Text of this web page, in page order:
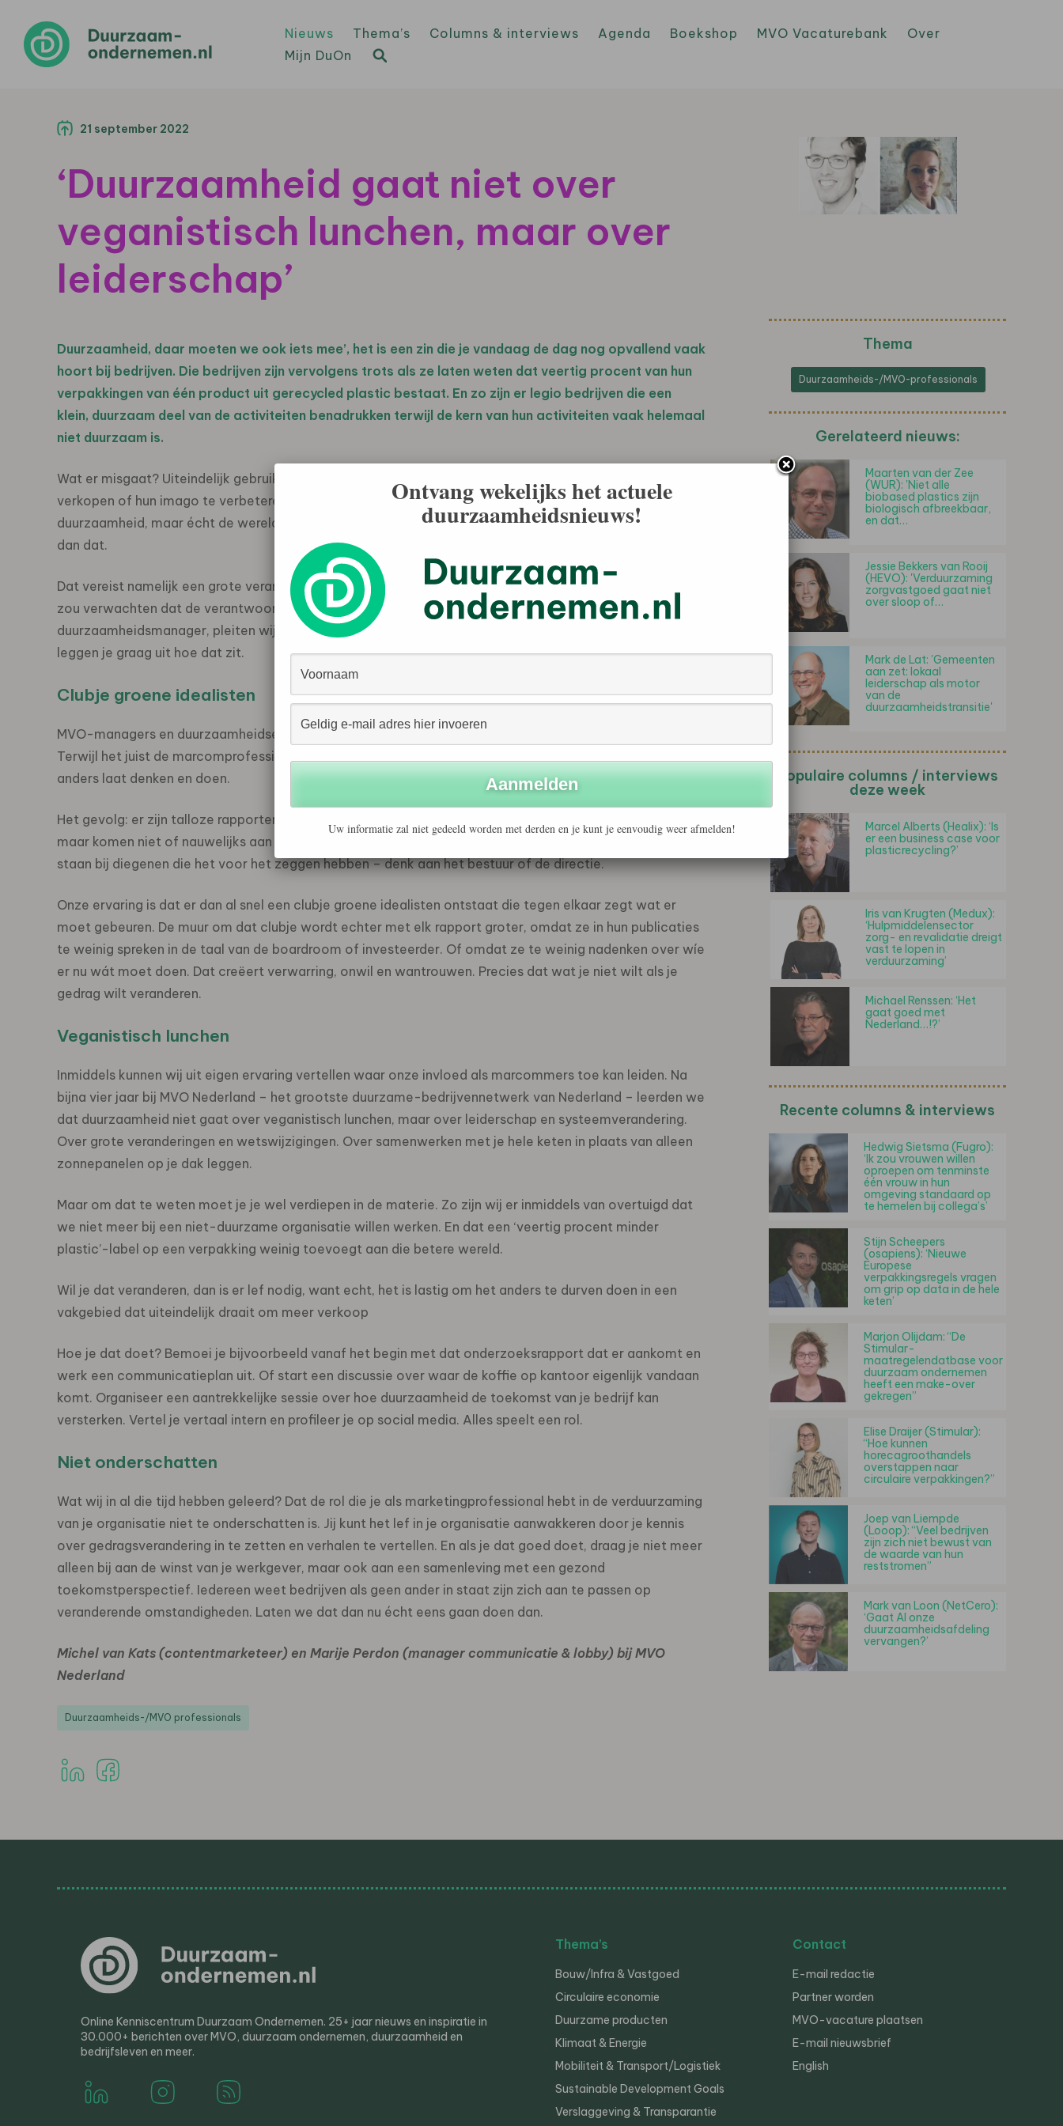
Nieuws Thema’s Columns & interviews Agenda Boekshop MVO Vacaturebank
Over
Mijn DuOn
21 september 2022
‘Duurzaamheid gaat niet over
veganistisch lunchen, maar over
leiderschap’
Duurzaamheid, daar moeten we ook iets mee’, het is een zin die je vandaag de dag nog opvallend vaak
hoort bij bedrijven. Die bedrijven zijn vervolgens trots als ze laten weten dat veertig procent van hun
verpakkingen van één product uit gerecycled plastic bestaat. En zo zijn er legio bedrijven die een
klein, duurzaam deel van de activiteiten benadrukken terwijl de kern van hun activiteiten vaak helemaal
niet duurzaam is.
Wat er misgaat? Uiteindelijk gebruiken deze bedrijven duurzaamheid enkel om meer producten te
verkopen of hun imago te verbeteren. Met andere woorden: ze genereren wel aandacht voor
duurzaamheid, maar écht de wereld verbeteren, ho maar. Ergens logisch ook, want dat is veel complexer
dan dat.
Dat vereist namelijk een grote verandering van hoe je organisatie werkt en is ingericht. Maar hoewel je
zou verwachten dat de verantwoordelijkheid voor het starten van die verandering ligt bij een mvo- of
duurzaamheidsmanager, pleiten wij er nu voor dat vooral een taak is van de marcomprofessional. We
leggen je graag uit hoe dat zit.
Clubje groene idealisten
MVO-managers en duurzaamheidsexperts weten veel van wat er moet gebeuren om te verduurzamen.
Terwijl het juist de marcomprofessionals zijn die weten hoe je mensen in beweging krijgt, hoe je ze
anders laat denken en doen.
Het gevolg: er zijn talloze rapporten, onderzoeken en plannen gemaakt. Ze bevatten relevante kennis,
maar komen niet of nauwelijks aan bij anderen als je niet over de communicatie ervan nadenkt. Laat
staan bij diegenen die het voor het zeggen hebben – denk aan het bestuur of de directie.
Onze ervaring is dat er dan al snel een clubje groene idealisten ontstaat die tegen elkaar zegt wat er
moet gebeuren. De muur om dat clubje wordt echter met elk rapport groter, omdat ze in hun publicaties
te weinig spreken in de taal van de boardroom of investeerder. Of omdat ze te weinig nadenken over wíe
er nu wát moet doen. Dat creëert verwarring, onwil en wantrouwen. Precies dat wat je niet wilt als je
gedrag wilt veranderen.
Veganistisch lunchen
Inmiddels kunnen wij uit eigen ervaring vertellen waar onze invloed als marcommers toe kan leiden. Na
bijna vier jaar bij MVO Nederland – het grootste duurzame-bedrijvennetwerk van Nederland – leerden we
dat duurzaamheid niet gaat over veganistisch lunchen, maar over leiderschap en systeemverandering.
Over grote veranderingen en wetswijzigingen. Over samenwerken met je hele keten in plaats van alleen
zonnepanelen op je dak leggen.
Maar om dat te weten moet je je wel verdiepen in de materie. Zo zijn wij er inmiddels van overtuigd dat
we niet meer bij een niet-duurzame organisatie willen werken. En dat een ‘veertig procent minder
plastic’-label op een verpakking weinig toevoegt aan die betere wereld.
Wil je dat veranderen, dan is er lef nodig, want echt, het is lastig om het anders te durven doen in een
vakgebied dat uiteindelijk draait om meer verkoop
Hoe je dat doet? Bemoei je bijvoorbeeld vanaf het begin met dat onderzoeksrapport dat er aankomt en
werk een communicatieplan uit. Of start een discussie over waar de koffie op kantoor eigenlijk vandaan
komt. Organiseer een aantrekkelijke sessie over hoe duurzaamheid de toekomst van je bedrijf kan
versterken. Vertel je vertaal intern en profileer je op social media. Alles speelt een rol.
Niet onderschatten
Wat wij in al die tijd hebben geleerd? Dat de rol die je als marketingprofessional hebt in de verduurzaming
van je organisatie niet te onderschatten is. Jij kunt het lef in je organisatie aanwakkeren door je kennis
over gedragsverandering in te zetten en verhalen te vertellen. En als je dat goed doet, draag je niet meer
alleen bij aan de winst van je werkgever, maar ook aan een samenleving met een gezond
toekomstperspectief. Iedereen weet bedrijven als geen ander in staat zijn zich aan te passen op
veranderende omstandigheden. Laten we dat dan nu écht eens gaan doen dan.
Michel van Kats (contentmarketeer) en Marije Perdon (manager communicatie & lobby) bij MVO
Nederland
Duurzaamheids-/MVO professionals
Thema
Duurzaamheids-/MVO-professionals
Gerelateerd nieuws:
Maarten van der Zee
(WUR): 'Niet alle
biobased plastics zijn
biologisch afbreekbaar,
en dat…
Jessie Bekkers van Rooij
(HEVO): 'Verduurzaming
zorgvastgoed gaat niet
over sloop of…
Mark de Lat: 'Gemeenten
aan zet: lokaal
leiderschap als motor
van de
duurzaamheidstransitie'
Populaire columns / interviews
deze week
Marcel Alberts (Healix): ‘Is
er een business case voor
plasticrecycling?’
Iris van Krugten (Medux):
‘Hulpmiddelensector
zorg- en revalidatie dreigt
vast te lopen in
verduurzaming’
Michael Renssen: ‘Het
gaat goed met
Nederland…!?’
Recente columns & interviews
Hedwig Sietsma (Fugro):
‘Ik zou vrouwen willen
oproepen om tenminste
één vrouw in hun
omgeving standaard op
te hemelen bij collega’s’
Stijn Scheepers
(osapiens): ‘Nieuwe
Europese
verpakkingsregels vragen
om grip op data in de hele
keten’
Marjon Olijdam: “De
Stimular-
maatregelendatbase voor
duurzaam ondernemen
heeft een make-over
gekregen”
Elise Draijer (Stimular):
“Hoe kunnen
horecagroothandels
overstappen naar
circulaire verpakkingen?”
Joep van Liempde
(Looop): “Veel bedrijven
zijn zich niet bewust van
de waarde van hun
reststromen”
Mark van Loon (NetCero):
‘Gaat AI onze
duurzaamheidsafdeling
vervangen?’
Online Kenniscentrum Duurzaam Ondernemen. 25+ jaar nieuws en inspiratie in
30.000+ berichten over MVO, duurzaam ondernemen, duurzaamheid en
bedrijfsleven en meer.
Thema’s
Bouw/Infra & Vastgoed
Circulaire economie
Duurzame producten
Klimaat & Energie
Mobiliteit & Transport/Logistiek
Sustainable Development Goals
Verslaggeving & Transparantie
Contact
E-mail redactie
Partner worden
MVO-vacature plaatsen
E-mail nieuwsbrief
English
Ontvang wekelijks het actuele
duurzaamheidsnieuws!
Uw informatie zal niet gedeeld worden met derden en je kunt je eenvoudig weer afmelden!